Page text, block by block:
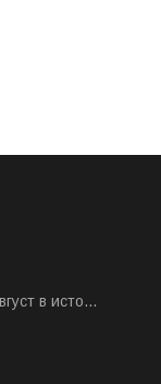
в исто...